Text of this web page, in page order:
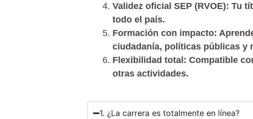
Validez oficial SEP (RVOE): Tu
todo el país.
Formación con impacto:
ciudadanía, políticas públicas y
Flexibilidad total: Compatible
otras actividades.
1. ¿La carrera es totalmente en línea?